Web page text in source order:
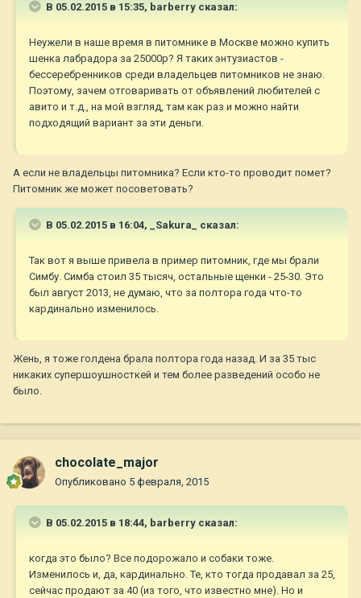
В 05.02.2015 в 15:35, barberry сказал:
Неужели в наше время в питомнике в Москве можно купить
шенка лабрадора за 25000р? Я таких энтузиастов -
бессеребренников среди владельцев питомников не знаю.
Поэтому, зачем отговаривать от объявлений любителей с
авито и т.д., на мой взгляд, там как раз и можно найти
подходящий вариант за эти деньги.
А если не владельцы питомника? Если кто-то проводит помет?
Питомник же может посоветовать?
В 05.02.2015 в 16:04, _Sakura_ сказал:
Так вот я выше привела в пример питомник, где мы брали
Симбу. Симба стоил 35 тысяч, остальные щенки - 25-30. Это
был август 2013, не думаю, что за полтора года что-то
кардинально изменилось.
Жень, я тоже голдена брала полтора года назад. И за 35 тыс
никаких супершоушносткей и тем более разведений особо не
было.
chocolate_major
Опубликовано 5 февраля, 2015
В 05.02.2015 в 18:44, barberry сказал:
когда это было? Все подорожало и собаки тоже.
Изменилось и, да, кардинально. Те, кто тогда продавал за 25,
сейчас продают за 40 (из того, что известно мне). Но и